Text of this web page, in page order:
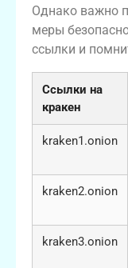
Однако важно
меры
ссылки и
Ссылки на
кракен
kraken1.onion
kraken2.onion
kraken3.onion